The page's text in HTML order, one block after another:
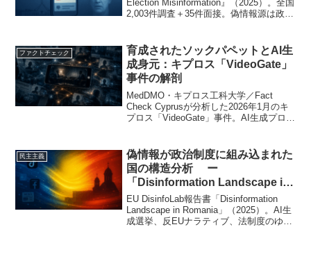
Election Misinformation』（2025）。全国
2,003件調査＋35件面接。偽情報源は政治
ファクトチェック
育成されたソックパペットとAI生
成身元：キプロス「VideoGate」
事件の解剖
MedDMO・キプロス工科大学／Fact
Check Cyprusが分析した2026年1月のキ
プロス「VideoGate」事件。AI生成プロフ
造、HiveおよびInVID-WeVerifyによる映
像技術検証、Black Cube関与の経緯を詳
述。
民主主義
偽情報が政治制度に組み込まれた
国の構造分析 ー
「Disinformation Landscape in
Romania」
EU DisinfoLab報告書「Disinformation
Landscape in Romania」（2025）。AI生
成選挙、反EUナラティブ、法制度のゆが